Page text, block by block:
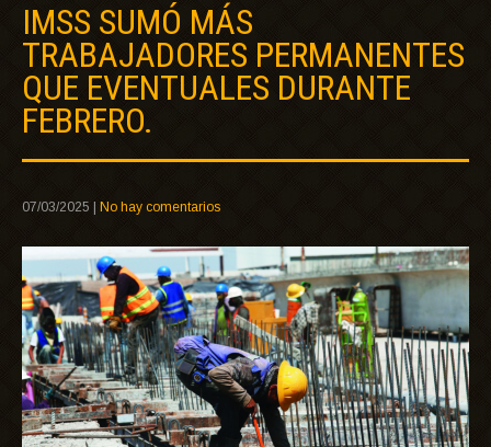
IMSS SUMÓ MÁS
TRABAJADORES PERMANENTES
QUE EVENTUALES DURANTE
FEBRERO.
07/03/2025 No hay comentarios